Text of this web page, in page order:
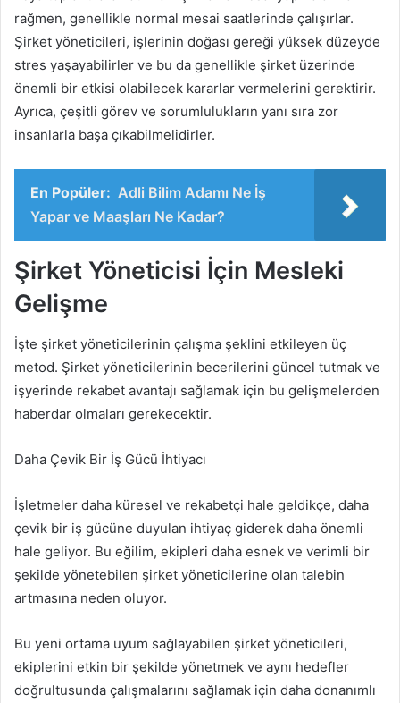
rağmen, genellikle normal mesai saatlerinde çalışırlar.
Şirket yöneticileri, işlerinin doğası gereği yüksek düzeyde
stres yaşayabilirler ve bu da genellikle şirket üzerinde
önemli bir etkisi olabilecek kararlar vermelerini gerektirir.
Ayrıca, çeşitli görev ve sorumlulukların yanı sıra zor
insanlarla başa çıkabilmelidirler.
En Popüler: Adli Bilim Adamı Ne İş
Yapar ve Maaşları Ne Kadar?
Şirket Yöneticisi İçin Mesleki
Gelişme
İşte şirket yöneticilerinin çalışma şeklini etkileyen üç
metod. Şirket yöneticilerinin becerilerini güncel tutmak ve
işyerinde rekabet avantajı sağlamak için bu gelişmelerden
haberdar olmaları gerekecektir.
Daha Çevik Bir İş Gücü İhtiyacı
İşletmeler daha küresel ve rekabetçi hale geldikçe, daha
çevik bir iş gücüne duyulan ihtiyaç giderek daha önemli
hale geliyor. Bu eğilim, ekipleri daha esnek ve verimli bir
şekilde yönetebilen şirket yöneticilerine olan talebin
artmasına neden oluyor.
Bu yeni ortama uyum sağlayabilen şirket yöneticileri,
ekiplerini etkin bir şekilde yönetmek ve aynı hedefler
doğrultusunda çalışmalarını sağlamak için daha donanımlı